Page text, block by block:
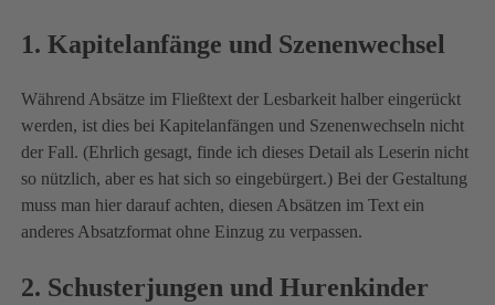
1. Kapitelanfänge und Szenenwechsel
Während Absätze im Fließtext der Lesbarkeit halber eingerückt
werden, ist dies bei Kapitelanfängen und Szenenwechseln nicht
der Fall. (Ehrlich gesagt, finde ich dieses Detail als Leserin nicht
so nützlich, aber es hat sich so eingebürgert.) Bei der Gestaltung
muss man hier darauf achten, diesen Absätzen im Text ein
anderes Absatzformat ohne Einzug zu verpassen.
2. Schusterjungen und Hurenkinder